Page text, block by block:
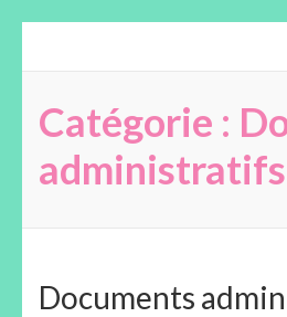
(Pressez
Entrée)
Catégorie :
administratifs
Documents